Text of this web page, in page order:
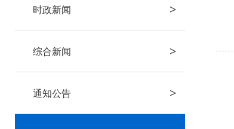
时政新闻 >
综合新闻 >
通知公告 >